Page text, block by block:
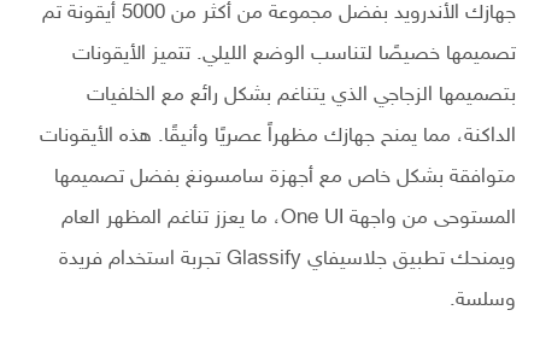
جهازك الأندرويد بفضل مجموعة من أكثر من 5000 أيقونة تم
تصميمها خصيصًا لتناسب الوضع الليلي. تتميز الأيقونات
بتصميمها الزجاجي الذي يتناغم بشكل رائع مع الخلفيات
الداكنة، مما يمنح جهازك مظهراً عصريًا وأنيقًا. هذه الأيقونات
متوافقة بشكل خاص مع أجهزة سامسونغ بفضل تصميمها
المستوحى من واجهة One UI، ما يعزز تناغم المظهر العام
ويمنحك تطبيق جلاسيفاي Glassify تجربة استخدام فريدة
وسلسة.